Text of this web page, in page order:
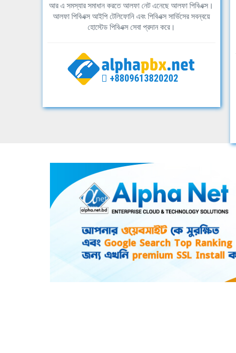
আর এ সমস্যার সমাধান করতে আলফা নেট এনেছে আলফা পিবিএক্স।
আলফা পিবিএক্স আইপি টেলিফোনি এবং পিবিএক্স সার্ভিসের সবন্বয়ে
হোস্টেড পিবিএক্স সেবা প্রদান করে।
+8809613820202